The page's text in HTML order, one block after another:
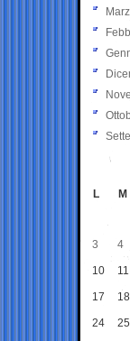
L M
3 4
10 11
17 18
24 25